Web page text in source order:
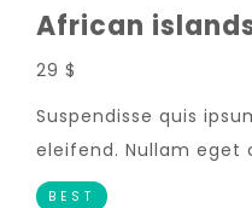
African
29 $
Suspendisse quis
eleifend. Nullam eget
BEST